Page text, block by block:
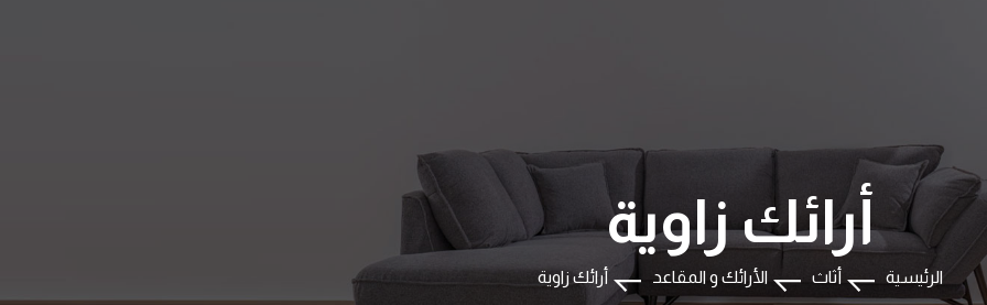
الرئيسية أثاث الأرائك و المقاعد أرائك زاوية
أرائك زاوية